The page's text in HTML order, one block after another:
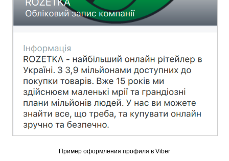
Пример оформления профиля в Viber